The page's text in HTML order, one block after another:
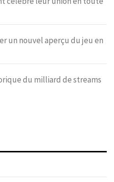
un nouvel aperçu du jeu en
du milliard de streams